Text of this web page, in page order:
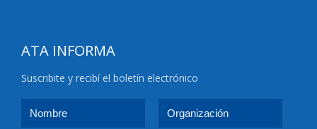
ATA INFORMA
Suscribite y recibí el boletín electrónico